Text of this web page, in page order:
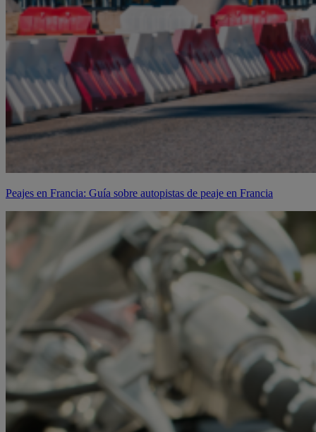
Peajes en Francia: Guía sobre autopistas de peaje en Francia